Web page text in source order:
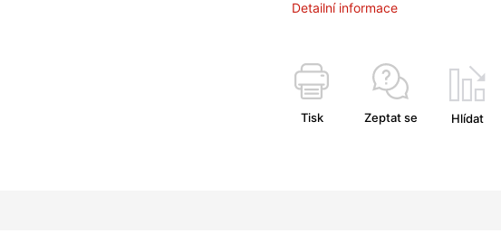
Detailní informace
Tisk Zeptat se Hlídat